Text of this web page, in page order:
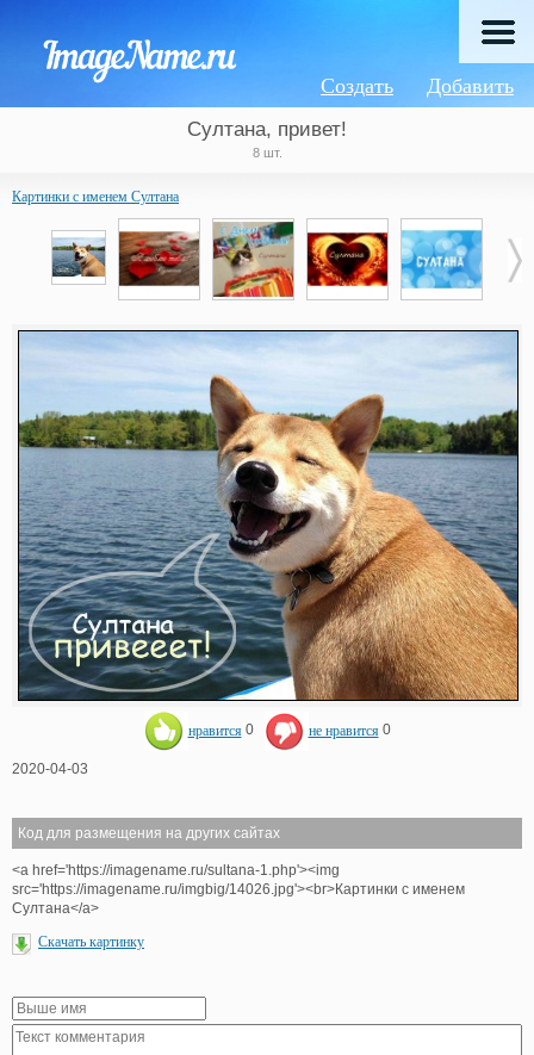
Добавить
Создать
Султана, привет!
8 шт.
Картинки с именем Султана
нравится 0 не нравится 0
2020-04-03
Код для размещения на других сайтах
<a href='https://imagename.ru/sultana-1.php'><img
src='https://imagename.ru/imgbig/14026.jpg'><br>Картинки с именем
Султана</a>
Скачать картинку